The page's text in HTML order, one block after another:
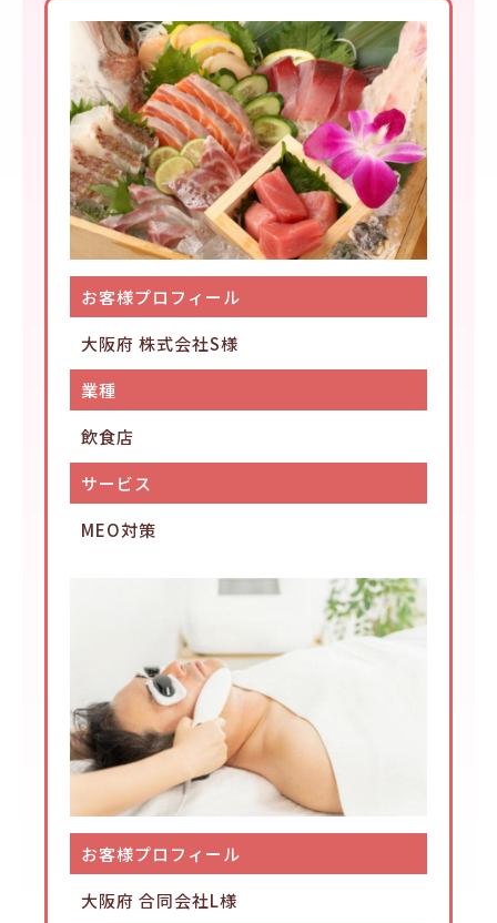
お客様プロフィール
大阪府 株式会社S様
業種
飲食店
サービス
MEO対策
お客様プロフィール
大阪府 合同会社L様